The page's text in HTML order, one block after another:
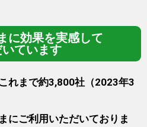
に効果を実感して
ています
れまで約3,800社（2023年3
にご利用いただいておりま